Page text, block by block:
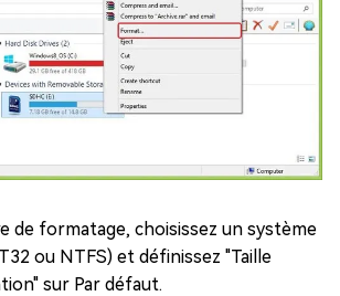
de formatage, choisissez un système
ou NTFS) et définissez "Taille
sur Par défaut.